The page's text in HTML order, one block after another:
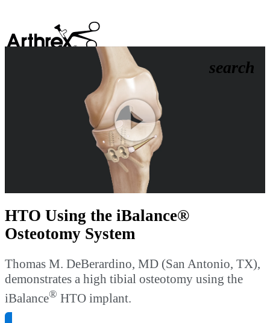
search
Play
Video
HTO Using the iBalance®
Osteotomy System
Thomas M. DeBerardino, MD (San Antonio, TX),
demonstrates a high tibial osteotomy using the
iBalance® HTO implant.